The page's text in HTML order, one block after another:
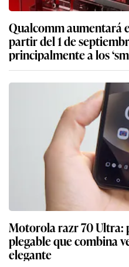
Qualcomm aumentará
partir del 1 de
principalmente a los
Motorola razr 70 Ultra:
plegable que combina
elegante